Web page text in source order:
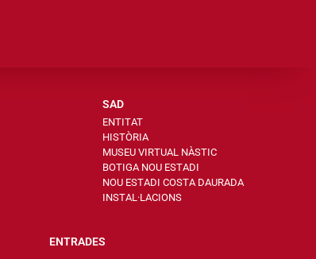
SAD
ENTITAT
HISTÒRIA
MUSEU VIRTUAL NÀSTIC
BOTIGA NOU ESTADI
NOU ESTADI COSTA DAURADA
INSTAL·LACIONS
ENTRADES